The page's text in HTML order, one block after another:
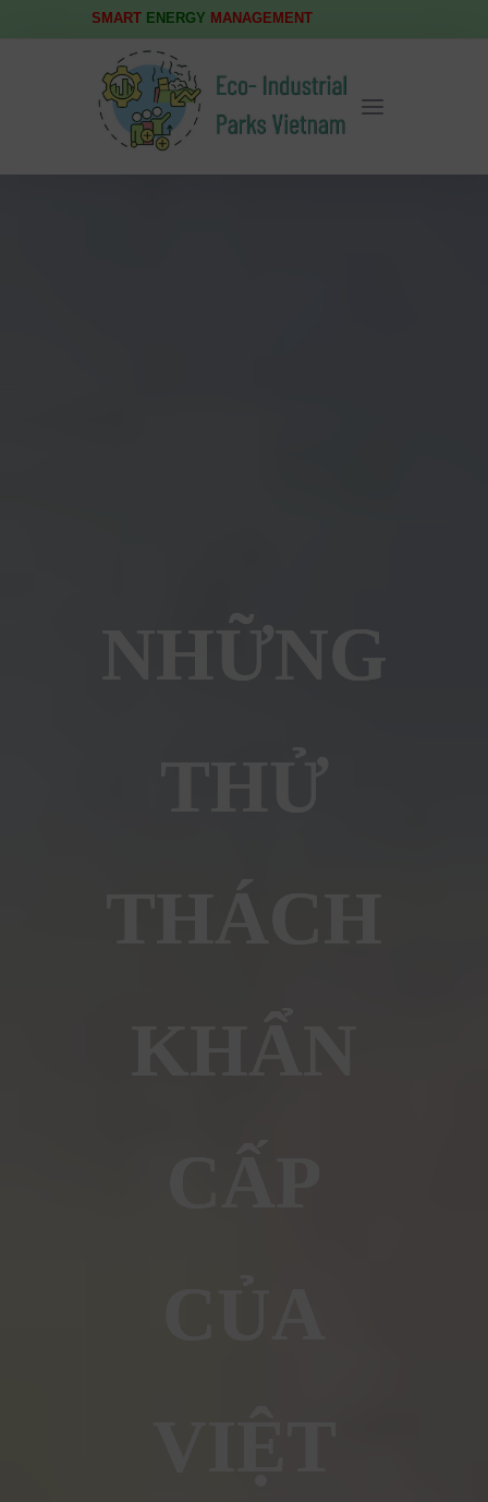
SMART ENERGY MANAGEMENT
NHỮNG